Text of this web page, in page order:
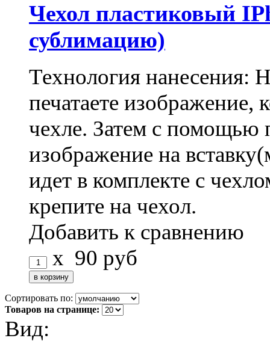
Чехол пластиковый
сублимацию)
Технология нанесения:
печатаете изображение,
чехле. Затем с помощью
изображение на
идет в комплекте с
крепите на чехол.
Добавить к сравнению
x 90 руб
Сортировать по:
Товаров на странице:
Вид: